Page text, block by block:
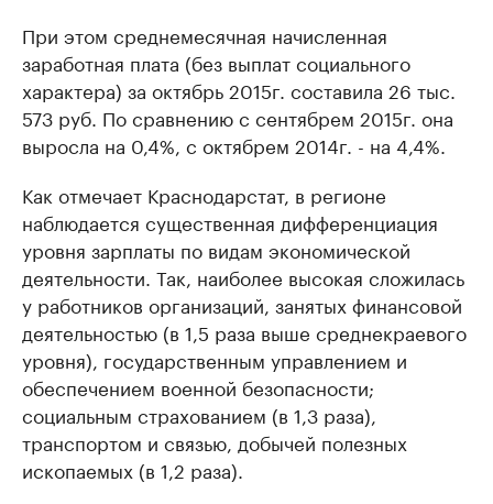
При этом среднемесячная начисленная
заработная плата (без выплат социального
характера) за октябрь 2015г. составила 26 тыс.
573 руб. По сравнению с сентябрем 2015г. она
выросла на 0,4%, с октябрем 2014г. - на 4,4%.
Как отмечает Краснодарстат, в регионе
наблюдается существенная дифференциация
уровня зарплаты по видам экономической
деятельности. Так, наиболее высокая сложилась
у работников организаций, занятых финансовой
деятельностью (в 1,5 раза выше среднекраевого
уровня), государственным управлением и
обеспечением военной безопасности;
социальным страхованием (в 1,3 раза),
транспортом и связью, добычей полезных
ископаемых (в 1,2 раза).